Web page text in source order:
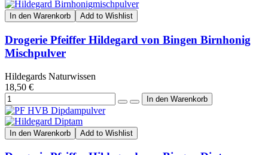
In den Warenkorb Add to Wishlist
Drogerie Pfeiffer Hildegard von Bingen Birnhonig
Mischpulver
Hildegards Naturwissen
18,50 €
In den Warenkorb Add to Wishlist